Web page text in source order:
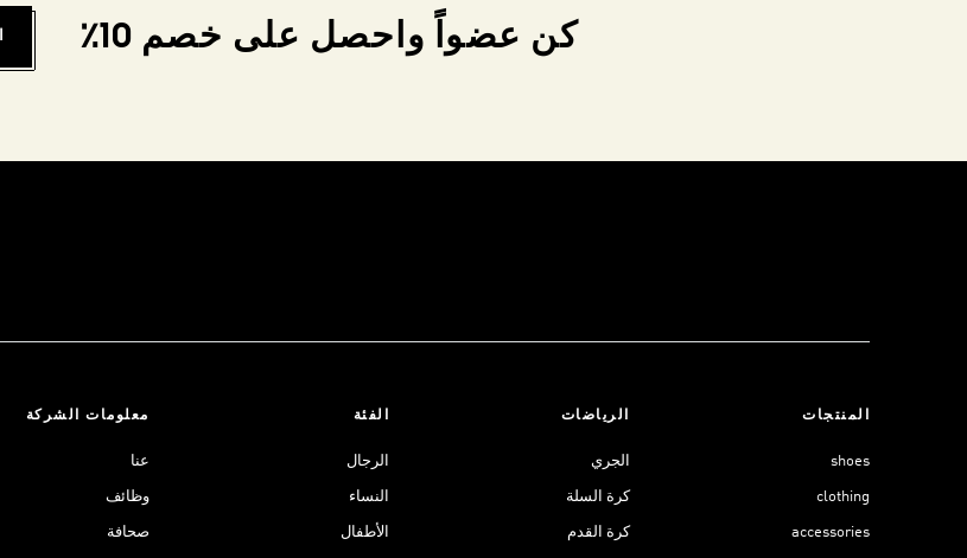
كن عضواً واحصل على خصم 10٪
المنتجات
shoes
clothing
accessories
الرياضات
الجري
كرة السلة
كرة القدم
الفئة
الرجال
النساء
الأطفال
معلومات الشركة
عنا
وظائف
صحافة